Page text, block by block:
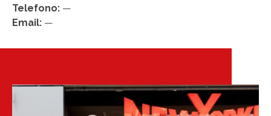
CONTATTI
Telefono: —
Email: —